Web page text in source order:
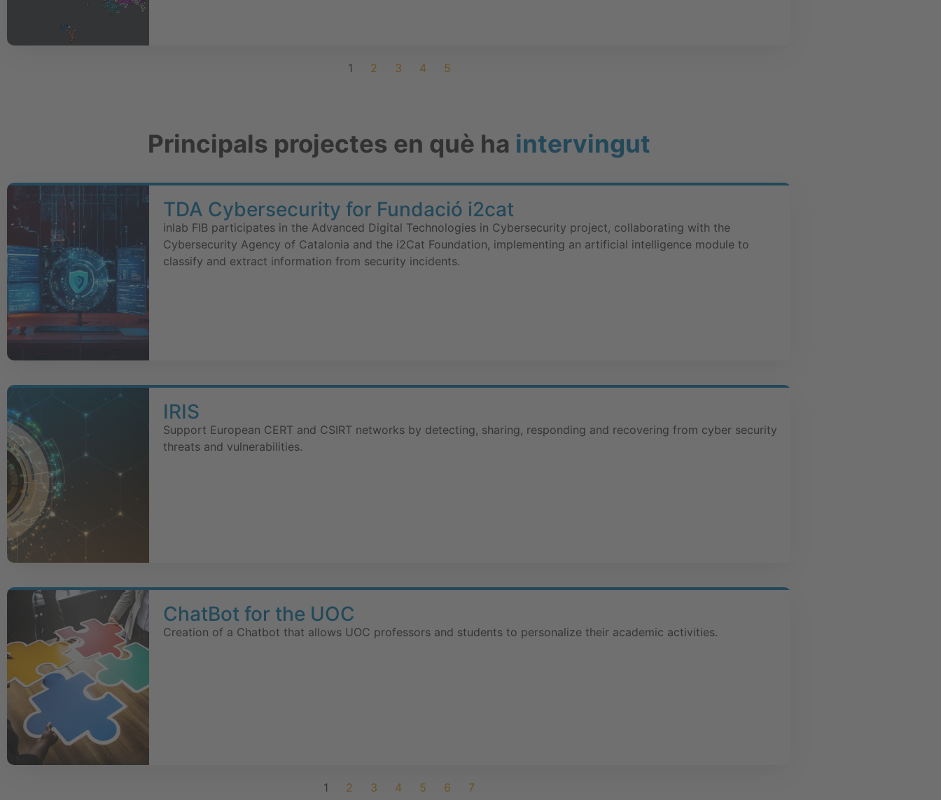
1 2 3 4 5
Principals projectes en què ha intervingut
TDA Cybersecurity for Fundació i2cat
inlab FIB participates in the Advanced Digital Technologies in Cybersecurity project, collaborating with the
Cybersecurity Agency of Catalonia and the i2Cat Foundation, implementing an artificial intelligence module to
classify and extract information from security incidents.
IRIS
Support European CERT and CSIRT networks by detecting, sharing, responding and recovering from cyber security
threats and vulnerabilities.
ChatBot for the UOC
Creation of a Chatbot that allows UOC professors and students to personalize their academic activities.
1 2 3 4 5 6 7